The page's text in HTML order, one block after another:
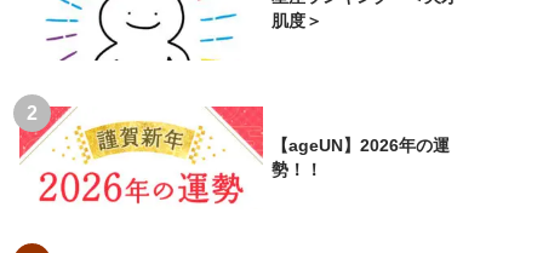
肌度＞
【ageUN】2026年の運
勢！！